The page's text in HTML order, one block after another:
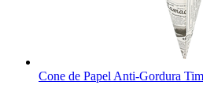
Cone de Papel Anti-Gordura